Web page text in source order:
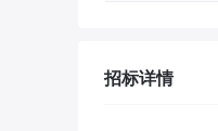
招标详情